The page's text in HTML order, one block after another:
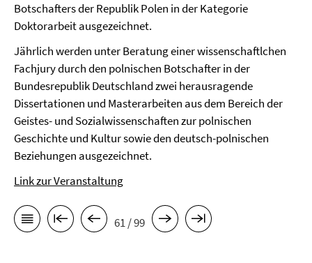
Botschafters der Republik Polen in der Kategorie
Doktorarbeit ausgezeichnet.
Jährlich werden unter Beratung einer wissenschaftlchen
Fachjury durch den polnischen Botschafter in der
Bundesrepublik Deutschland zwei herausragende
Dissertationen und Masterarbeiten aus dem Bereich der
Geistes- und Sozialwissenschaften zur polnischen
Geschichte und Kultur sowie den deutsch-polnischen
Beziehungen ausgezeichnet.
Link zur Veranstaltung
61 / 99